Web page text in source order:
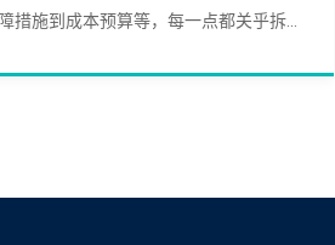
措施到成本预算等，每一点都关乎拆...